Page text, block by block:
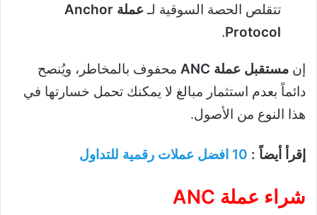
تتقلص الحصة السوقية لـ
عملة Anchor
Protocol
.
إن مستقبل عملة ANC
محفوف بالمخاطر، ويُنصح
دائماً بعدم استثمار مبالغ لا يمكنك تحمل خسارتها في
هذا النوع من الأصول.
إقرأ أيضاً : 10 افضل عملات رقمية للتداول
شراء عملة ANC